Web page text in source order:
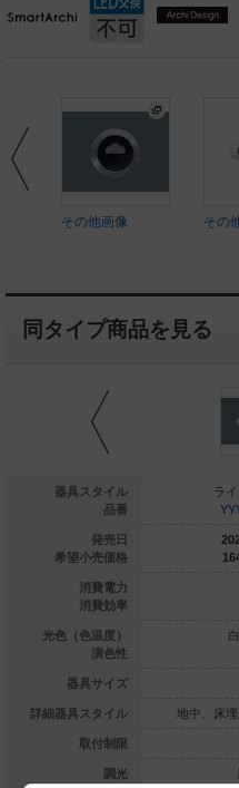
その他画像 その
同タイプ商品を見る
器具スタイル
品番
発売日
希望小売価格
消費電力
消費効率
光色（色温度）
演色性
器具サイズ
詳細器具スタイル
取付制限
調光
トアップ照明
円(税抜)
14.4
10.4
色（2700K）
127×762
込型照明器具
壁際設置専用
ラ
地中、床